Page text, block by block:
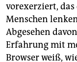
vorexerziert,
Menschen
Abgesehen
Erfahrung mit
Browser weiß,